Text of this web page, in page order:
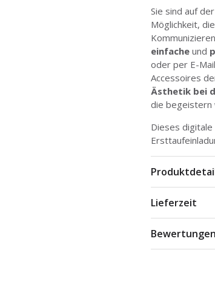
Sie sind auf
Möglichkeit,
einfache und
oder per E-
Accessoires
Ästhetik bei
die begeistern
Dieses
Lieferzeit
Bewertungen